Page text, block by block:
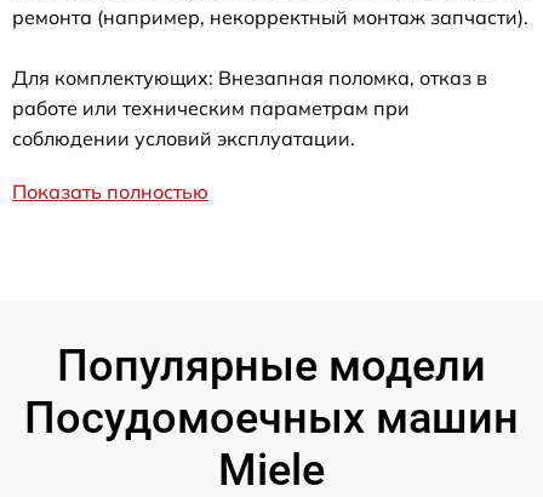
ремонта (например, некорректный монтаж запчасти).
Для комплектующих: Внезапная поломка, отказ в
работе или техническим параметрам при
соблюдении условий эксплуатации.
Показать полностью
Популярные модели
Посудомоечных машин
Miele